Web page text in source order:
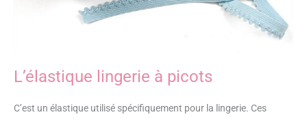
L’élastique lingerie à picots
C’est un élastique utilisé spécifiquement pour la lingerie. Ces